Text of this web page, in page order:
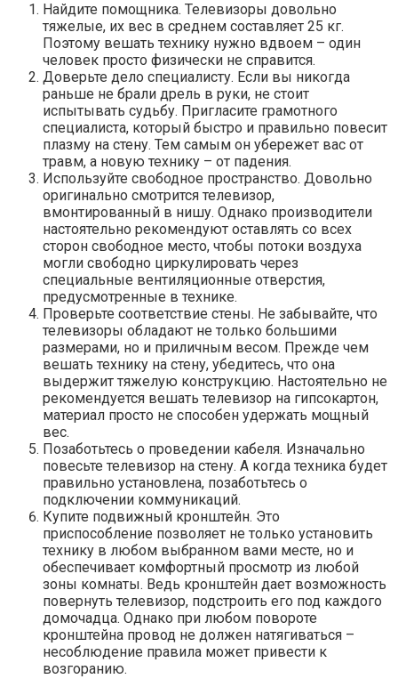
Найдите помощника. Телевизоры довольно
тяжелые, их вес в среднем составляет 25 кг.
Поэтому вешать технику нужно вдвоем – один
человек просто физически не справится.
Доверьте дело специалисту. Если вы никогда
раньше не брали дрель в руки, не стоит
испытывать судьбу. Пригласите грамотного
специалиста, который быстро и правильно повесит
плазму на стену. Тем самым он убережет вас от
травм, а новую технику – от падения.
Используйте свободное пространство. Довольно
оригинально смотрится телевизор,
вмонтированный в нишу. Однако производители
настоятельно рекомендуют оставлять со всех
сторон свободное место, чтобы потоки воздуха
могли свободно циркулировать через
специальные вентиляционные отверстия,
предусмотренные в технике.
Проверьте соответствие стены. Не забывайте, что
телевизоры обладают не только большими
размерами, но и приличным весом. Прежде чем
вешать технику на стену, убедитесь, что она
выдержит тяжелую конструкцию. Настоятельно не
рекомендуется вешать телевизор на гипсокартон,
материал просто не способен удержать мощный
вес.
Позаботьтесь о проведении кабеля. Изначально
повесьте телевизор на стену. А когда техника будет
правильно установлена, позаботьтесь о
подключении коммуникаций.
Купите подвижный кронштейн. Это
приспособление позволяет не только установить
технику в любом выбранном вами месте, но и
обеспечивает комфортный просмотр из любой
зоны комнаты. Ведь кронштейн дает возможность
повернуть телевизор, подстроить его под каждого
домочадца. Однако при любом повороте
кронштейна провод не должен натягиваться –
несоблюдение правила может привести к
возгоранию.